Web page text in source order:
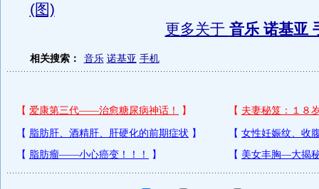
(图)
更多关于 音乐 诺基亚
相关搜索： 音乐 诺基亚 手机